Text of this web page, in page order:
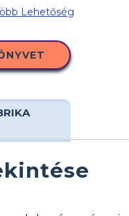
Lehetőség